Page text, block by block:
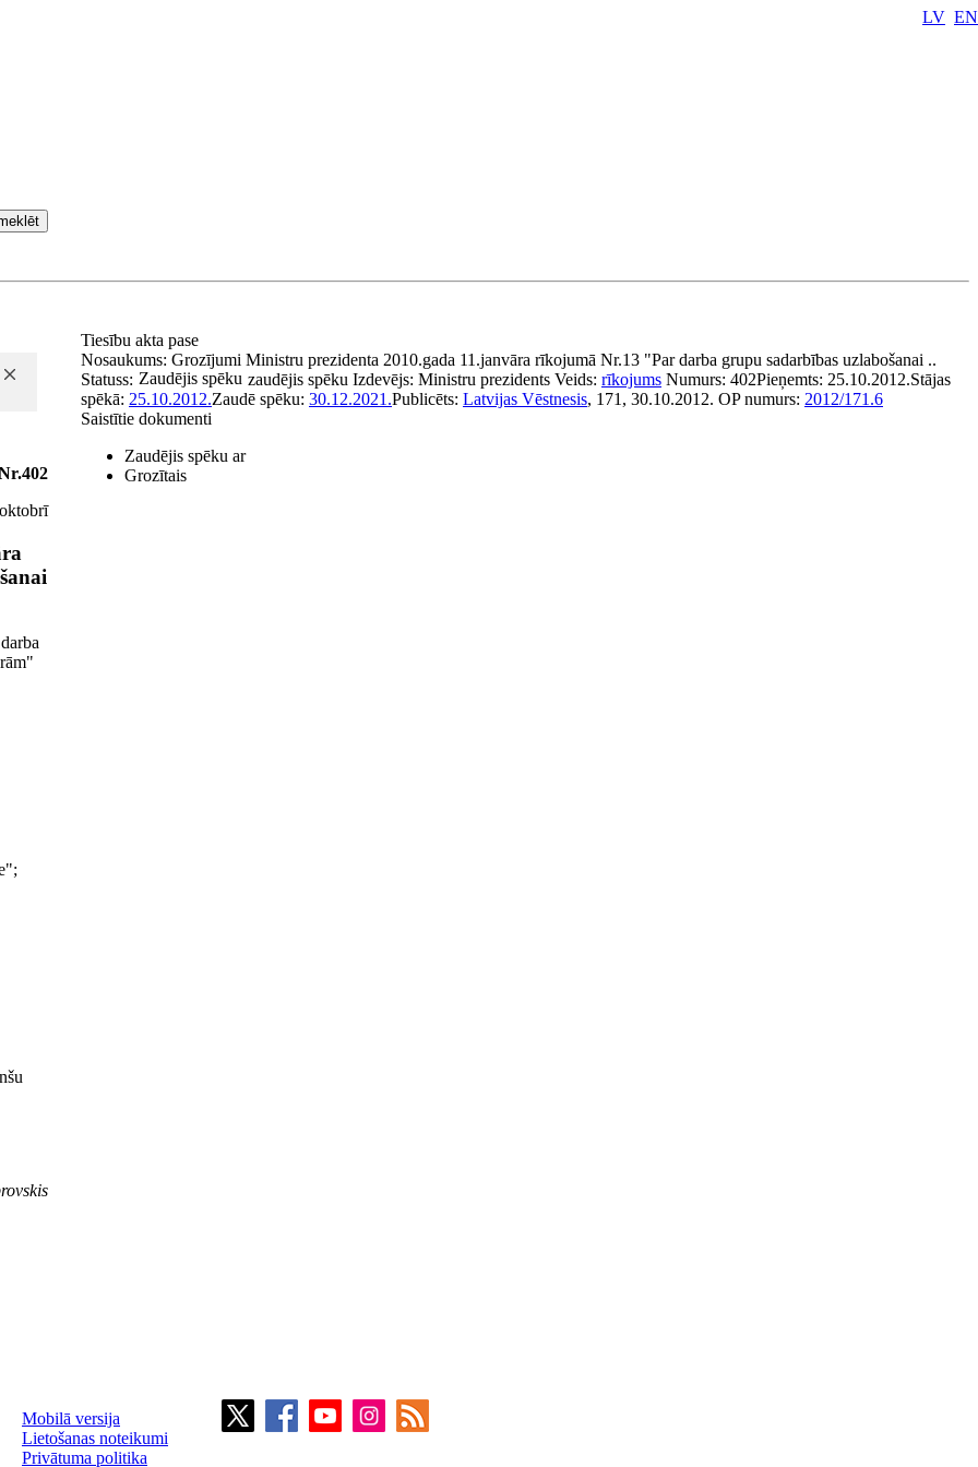
LV EN
Tiesību akta pase
Nosaukums: Grozījumi Ministru prezidenta 2010.gada 11.janvāra rīkojumā Nr.13 "Par darba grupu sadarbības uzlabošanai ..
Statuss: Zaudējis spēku zaudējis spēku Izdevējs: Ministru prezidents Veids: rīkojums Numurs: 402Pieņemts: 25.10.2012.Stājas
spēkā: 25.10.2012.Zaudē spēku: 30.12.2021.Publicēts: Latvijas Vēstnesis, 171, 30.10.2012. OP numurs: 2012/171.6
Saistītie dokumenti
Zaudējis spēku ar
Grozītais
Mobilā versija
Lietošanas noteikumi
Privātuma politika